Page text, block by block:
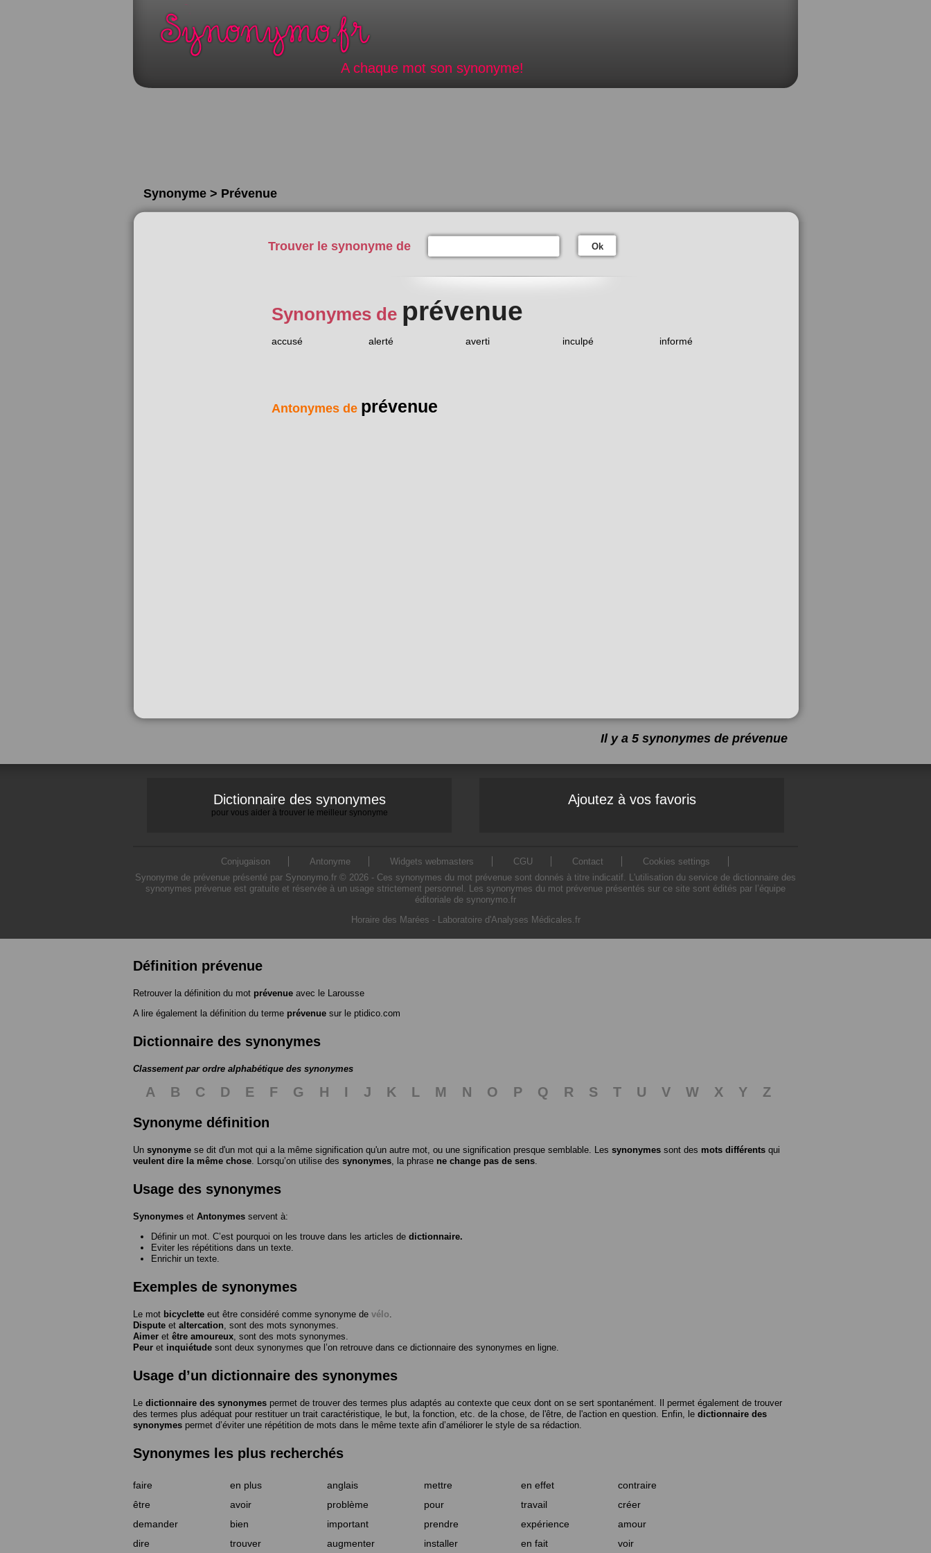
A chaque mot son synonyme!
Synonyme > Prévenue
Trouver le synonyme de Ok
Synonymes de prévenue
accusé alerté averti inculpé informé
Antonymes de prévenue
Il y a 5 synonymes de prévenue
Dictionnaire des synonymes
pour vous aider à trouver le meilleur synonyme
Ajoutez à vos favoris
Conjugaison Antonyme Widgets webmasters CGU Contact
Cookies settings
Synonyme de prévenue présenté par Synonymo.fr © 2026 - Ces synonymes du mot prévenue sont donnés à titre indicatif. L'utilisation du service de dictionnaire des
synonymes prévenue est gratuite et réservée à un usage strictement personnel. Les synonymes du mot prévenue présentés sur ce site sont édités par l’équipe
éditoriale de synonymo.fr
Horaire des Marées - Laboratoire d'Analyses Médicales.fr
Définition prévenue
Retrouver la définition du mot prévenue avec le Larousse
A lire également la définition du terme prévenue sur le ptidico.com
Dictionnaire des synonymes
Classement par ordre alphabétique des synonymes
A B C D E F G H I J K L M N O P Q R S T U V W X Y
Z
Synonyme définition
Un synonyme se dit d'un mot qui a la même signification qu'un autre mot, ou une signification presque semblable. Les synonymes sont des mots différents qui
veulent dire la même chose . Lorsqu’on utilise des synonymes , la phrase ne change pas de sens
Usage des synonymes
Synonymes et Antonymes servent à:
Définir un mot. C’est pourquoi on les trouve dans les articles de dictionnaire.
Eviter les répétitions dans un texte.
Enrichir un texte.
Exemples de synonymes
Le mot bicyclette eut être considéré comme synonyme de vélo
Dispute et altercation , sont des mots synonymes.
Aimer et être amoureux , sont des mots synonymes.
Peur et inquiétude sont deux synonymes que l’on retrouve dans ce dictionnaire des synonymes en ligne.
Usage d’un dictionnaire des synonymes
Le dictionnaire des synonymes permet de trouver des termes plus adaptés au contexte que ceux dont on se sert spontanément. Il permet également de trouver
des termes plus adéquat pour restituer un trait caractéristique, le but, la fonction, etc. de la chose, de l'être, de l'action en question. Enfin, le dictionnaire des
synonymes permet d’éviter une répétition de mots dans le même texte afin d’améliorer le style de sa rédaction.
Synonymes les plus recherchés
faire en plus anglais mettre en effet
contraire
être
avoir problème pour travail
créer
demander
bien important prendre expérience
amour
dire
trouver augmenter installer en fait voir